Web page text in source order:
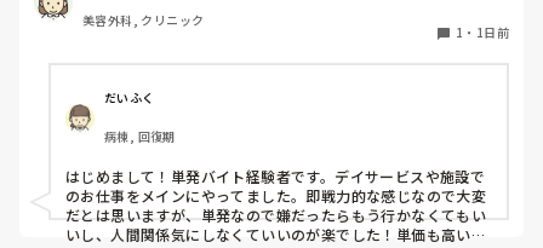
美容外科, クリニック
1 ・ 1日前
だいふく
病棟, 回復期
はじめまして！単発バイト経験者です。デイサービスや施設で
のお仕事をメインにやってました。即戦力的な感じなので大変
だとは思いますが、単発なので嫌だったらもう行かなくてもい
いし、人間関係気にしなくていいのが楽でした！単価も高いで